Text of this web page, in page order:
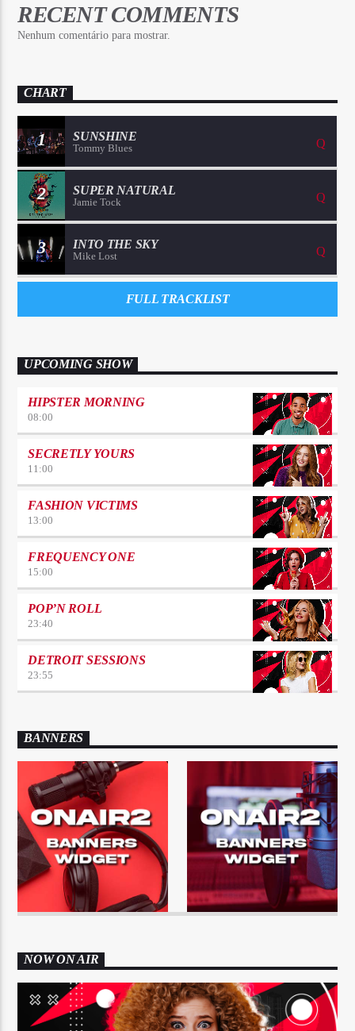
RECENT COMMENTS
Nenhum comentário para mostrar.
CHART
1 SUNSHINE
Tommy Blues
2 SUPER NATURAL
Jamie Tock
3 INTO THE SKY
Mike Lost
FULL TRACKLIST
UPCOMING SHOW
HIPSTER MORNING
08:00
SECRETLY YOURS
11:00
FASHION VICTIMS
13:00
FREQUENCY ONE
15:00
POP’N ROLL
23:40
DETROIT SESSIONS
23:55
BANNERS
NOW ON AIR